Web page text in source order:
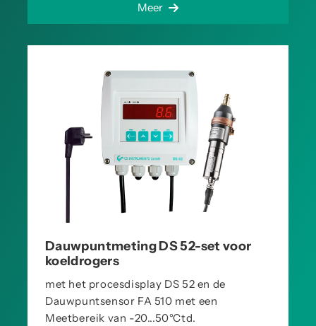
Meer
Dauwpuntmeting DS 52-set voor
koeldrogers
met het procesdisplay DS 52 en de
Dauwpuntsensor FA 510 met een
Meetbereik van -20...50°Ctd.